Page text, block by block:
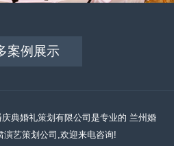
案例展示
典婚礼策划有限公司是专业的 兰州婚
演艺策划公司,欢迎来电咨询!